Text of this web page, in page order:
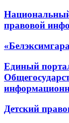
Национальный
правовой
Единый
Детский